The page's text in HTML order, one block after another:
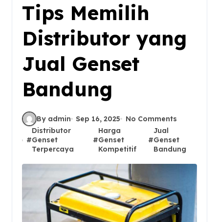
Tips Memilih
Distributor yang
Jual Genset
Bandung
By admin Sep 16, 2025 No Comments
#
Distributor
Genset
Terpercaya
#
Harga
Genset
Kompetitif
#
Jual
Genset
Bandung